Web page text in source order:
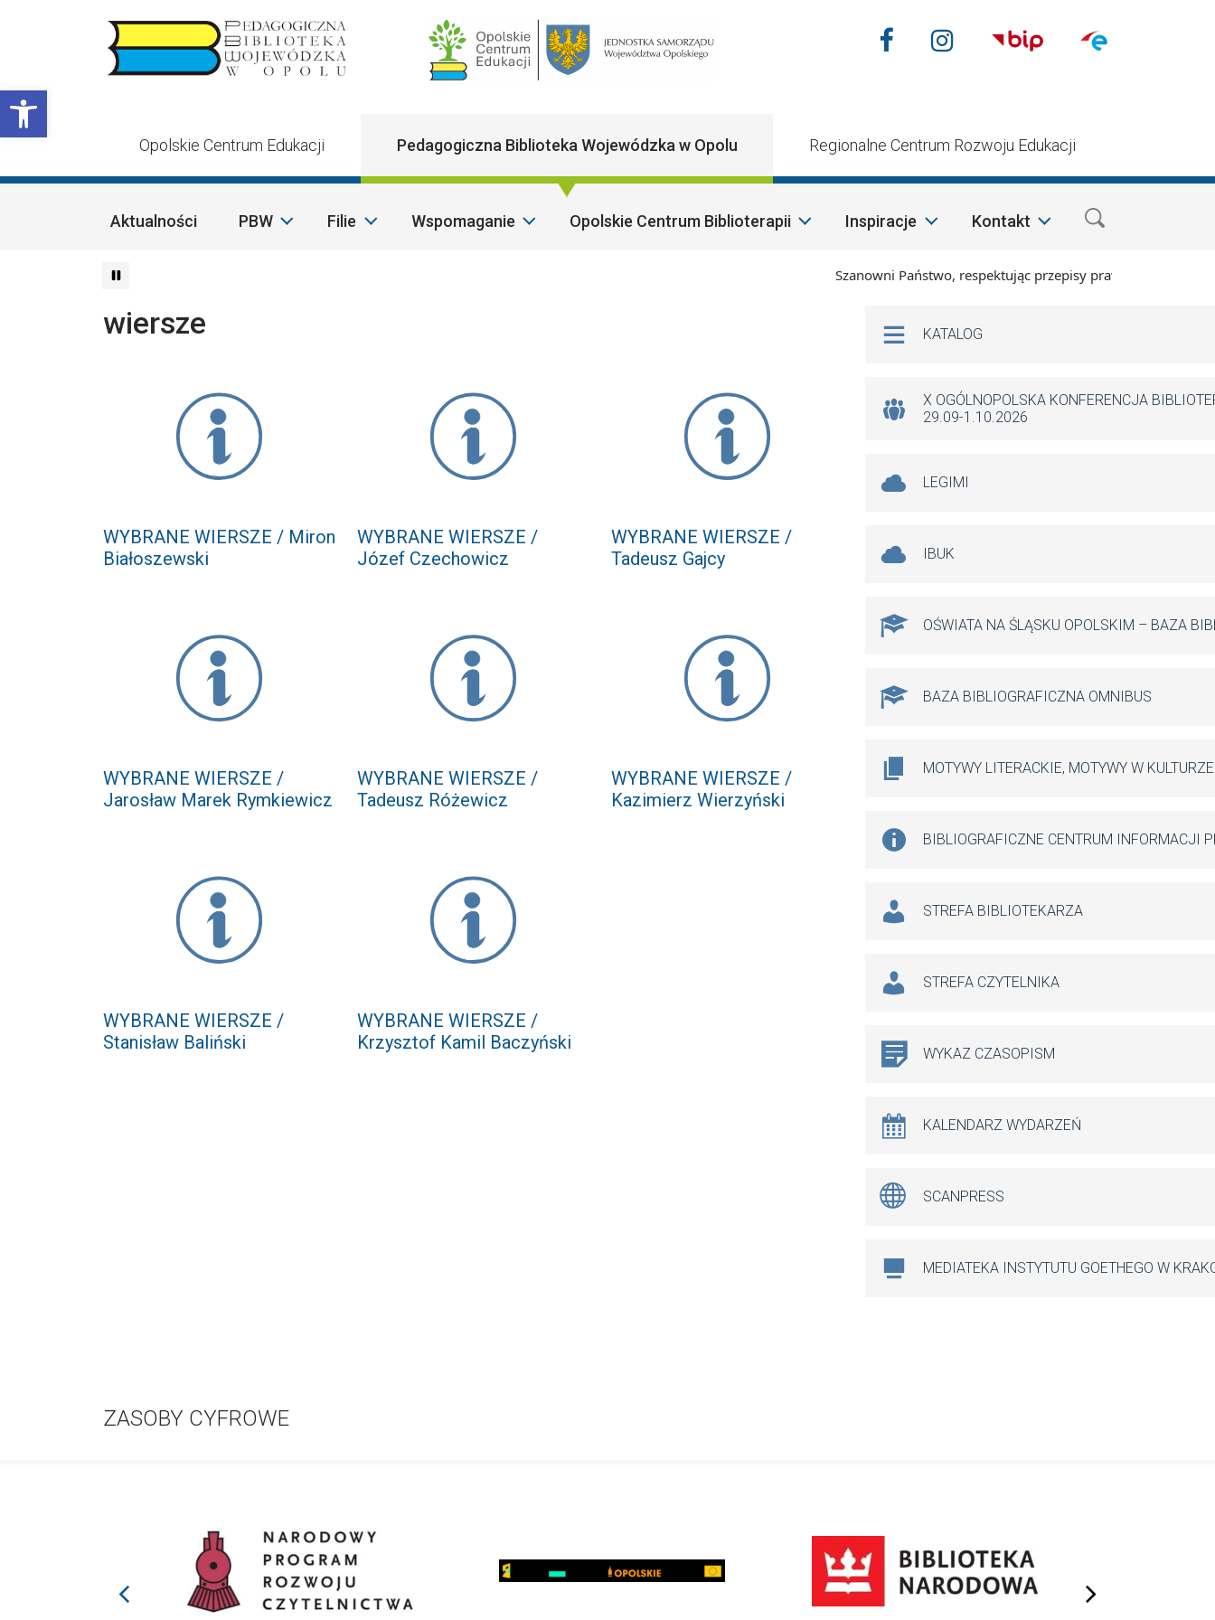
Otwórz pasek narzędzi
Main Navigation
Nasze media
FacebookInstagram
Opolskie Centrum Edukacji Pedagogiczna Biblioteka Wojewódzka w Opolu Regionalne Centrum Rozwoju Edukacji
Aktualności PBW Filie Wspomaganie Opolskie Centrum Biblioterapii Inspiracje Kontakt
Szanowni Państwo, respektując przepisy prawa i mając na
wiersze
WYBRANE WIERSZE / Miron
Białoszewski
WYBRANE WIERSZE /
Józef Czechowicz
WYBRANE WIERSZE /
Tadeusz Gajcy
WYBRANE WIERSZE /
Jarosław Marek Rymkiewicz
WYBRANE WIERSZE /
Tadeusz Różewicz
WYBRANE WIERSZE /
Kazimierz Wierzyński
WYBRANE WIERSZE /
Stanisław Baliński
WYBRANE WIERSZE /
Krzysztof Kamil Baczyński
Na skróty
KATALOG
X OGÓLNOPOLSKA KONFERENCJA
29.09-1.10.2026
LEGIMI
IBUK
OŚWIATA NA ŚLĄSKU OPOLSKIM – BAZA
BAZA BIBLIOGRAFICZNA OMNIBUS
MOTYWY LITERACKIE, MOTYWY W KULTURZE
BIBLIOGRAFICZNE CENTRUM INFORMACJI
STREFA BIBLIOTEKARZA
STREFA CZYTELNIKA
WYKAZ CZASOPISM
KALENDARZ WYDARZEŃ
SCANPRESS
MEDIATEKA INSTYTUTU GOETHEGO W
ZASOBY CYFROWE
prev next